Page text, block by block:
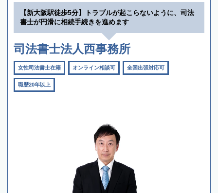
【新大阪駅徒歩5分】トラブルが起こらないように、司法
書士が円滑に相続手続きを進めます
司法書士法人西事務所
女性司法書士在籍 オンライン相談可 全国出張対応可
職歴20年以上